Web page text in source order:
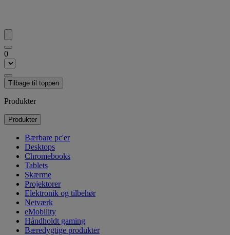
0
Tilbage til toppen
Produkter
Produkter
Bærbare pc'er
Desktops
Chromebooks
Tablets
Skærme
Projektorer
Elektronik og tilbehør
Netværk
eMobility
Håndholdt gaming
Bæredygtige produkter